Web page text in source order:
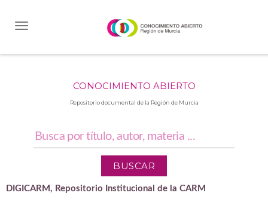
CONOCIMIENTO ABIERTO
Repositorio documental de la Región de Murcia
DIGICARM, Repositorio Institucional de la CARM